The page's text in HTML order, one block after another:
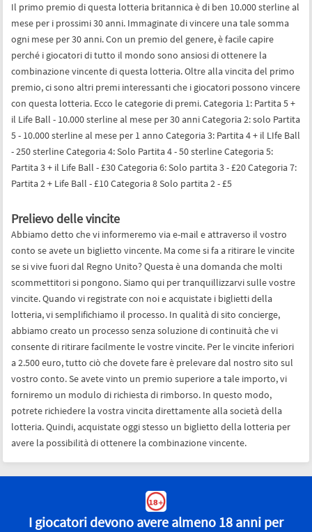
Il primo premio di questa lotteria britannica è di ben 10.000 sterline al
mese per i prossimi 30 anni. Immaginate di vincere una tale somma
ogni mese per 30 anni. Con un premio del genere, è facile capire
perché i giocatori di tutto il mondo sono ansiosi di ottenere la
combinazione vincente di questa lotteria. Oltre alla vincita del primo
premio, ci sono altri premi interessanti che i giocatori possono vincere
con questa lotteria. Ecco le categorie di premi. Categoria 1: Partita 5 +
il Life Ball - 10.000 sterline al mese per 30 anni Categoria 2: solo Partita
5 - 10.000 sterline al mese per 1 anno Categoria 3: Partita 4 + il LIfe Ball
- 250 sterline Categoria 4: Solo Partita 4 - 50 sterline Categoria 5:
Partita 3 + il Life Ball - £30 Categoria 6: Solo partita 3 - £20 Categoria 7:
Partita 2 + Life Ball - £10 Categoria 8 Solo partita 2 - £5
Prelievo delle vincite
Abbiamo detto che vi informeremo via e-mail e attraverso il vostro
conto se avete un biglietto vincente. Ma come si fa a ritirare le vincite
se si vive fuori dal Regno Unito? Questa è una domanda che molti
scommettitori si pongono. Siamo qui per tranquillizzarvi sulle vostre
vincite. Quando vi registrate con noi e acquistate i biglietti della
lotteria, vi semplifichiamo il processo. In qualità di sito concierge,
abbiamo creato un processo senza soluzione di continuità che vi
consente di ritirare facilmente le vostre vincite. Per le vincite inferiori
a 2.500 euro, tutto ciò che dovete fare è prelevare dal nostro sito sul
vostro conto. Se avete vinto un premio superiore a tale importo, vi
forniremo un modulo di richiesta di rimborso. In questo modo,
potrete richiedere la vostra vincita direttamente alla società della
lotteria. Quindi, acquistate oggi stesso un biglietto della lotteria per
avere la possibilità di ottenere la combinazione vincente.
I giocatori devono avere almeno 18 anni per